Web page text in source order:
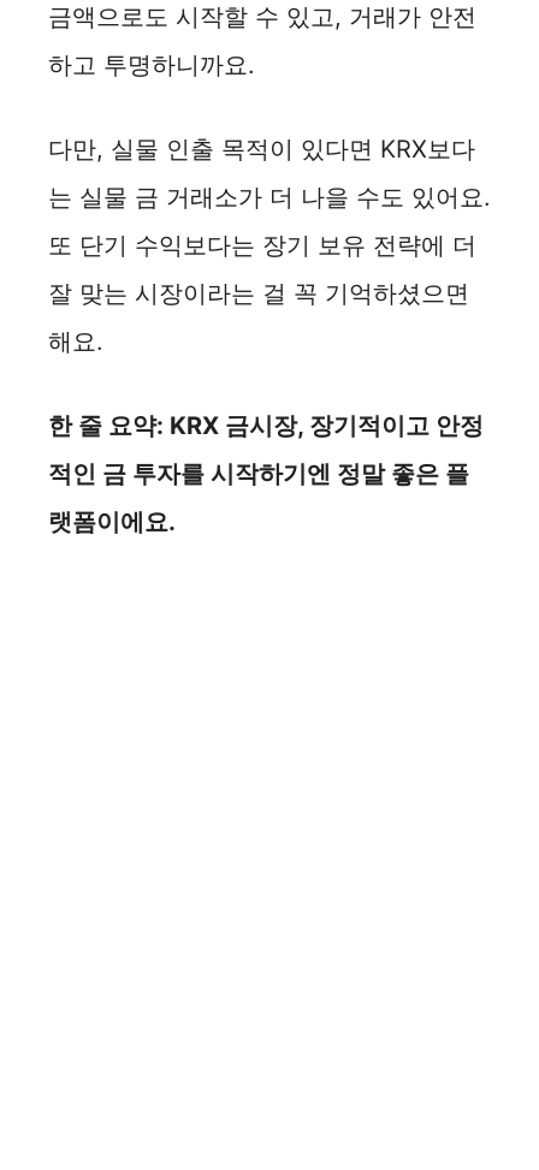
금액으로도 시작할 수 있고, 거래가 안전
하고 투명하니까요.
다만, 실물 인출 목적이 있다면 KRX보다
는 실물 금 거래소가 더 나을 수도 있어요.
또 단기 수익보다는 장기 보유 전략에 더
잘 맞는 시장이라는 걸 꼭 기억하셨으면
해요.
한 줄 요약: KRX 금시장, 장기적이고 안정
적인 금 투자를 시작하기엔 정말 좋은 플
랫폼이에요.